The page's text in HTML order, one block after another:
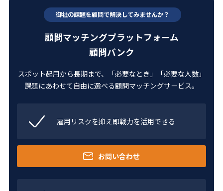
御社の課題を顧問で解決してみませんか？
顧問マッチングプラットフォーム
顧問バンク
スポット起用から長期まで、「必要なとき」「必要な人数」
課題にあわせて自由に選べる顧問マッチングサービス。
雇用リスクを抑え即戦力を活用できる
お問い合わせ